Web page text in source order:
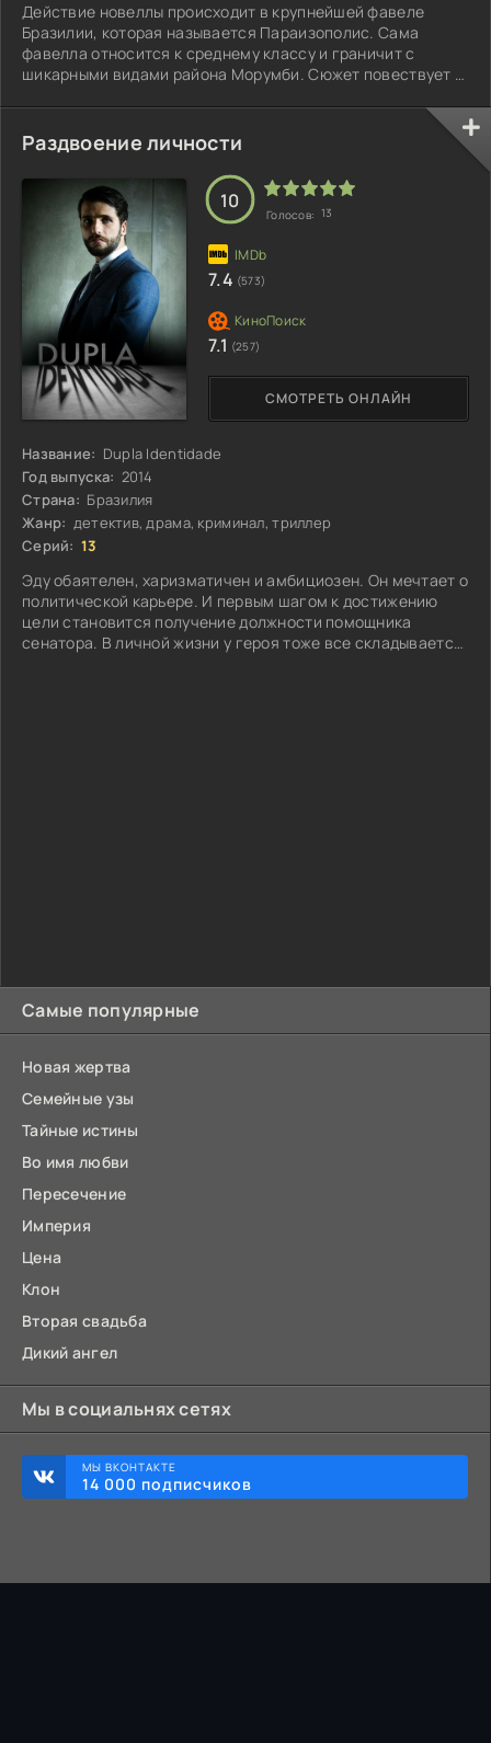
Самые популярные
Новая жертва
Семейные узы
Тайные истины
Во имя любви
Пересечение
Империя
Цена
Клон
Вторая свадьба
Дикий ангел
Мы в социальнях сетях
МЫ ВКОНТАКТЕ
14 000 подписчиков
Действие новеллы происходит в крупнейшей фавеле
Бразилии, которая называется Параизополис. Сама
фавелла относится к среднему классу и граничит с
шикарными видами района Морумби. Сюжет повествует о
удочерили маленькую Мари...
Раздвоение личности
Название: Dupla Identidade
Год выпуска: 2014
Страна: Бразилия
Жанр: детектив, драма, криминал, триллер
Серий: 13
Эду обаятелен, харизматичен и амбициозен. Он мечтает о
политической карьере. И первым шагом к достижению
цели становится получение должности помощника
сенатора. В личной жизни у героя тоже все складывается
СМОТРЕТЬ ОНЛАЙН
10
Голосов: 13
7.4 (573)
7.1 (257)